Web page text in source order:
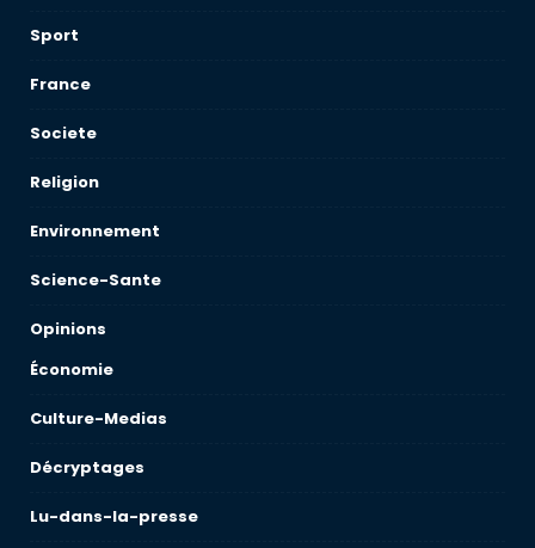
Sport
France
Societe
Religion
Environnement
Science-Sante
Opinions
Économie
Culture-Medias
Décryptages
Lu-dans-la-presse